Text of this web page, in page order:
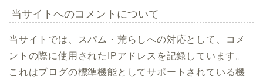
当サイトへのコメントについて
当サイトでは、スパム・荒らしへの対応として、コメ
ントの際に使用されたIPアドレスを記録しています。
これはブログの標準機能としてサポートされている機